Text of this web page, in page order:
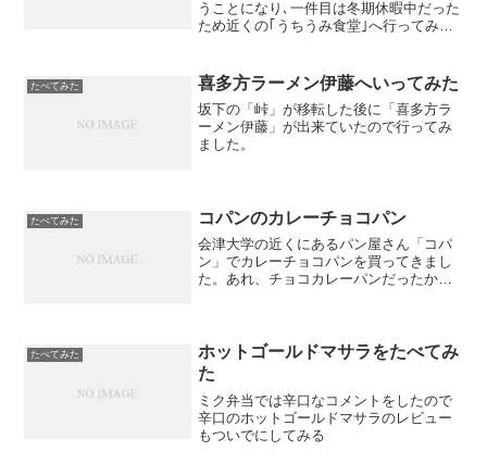
うことになり､一件目は冬期休暇中だった
ため近くの｢うちうみ食堂｣へ行ってみま
たべてみた 喜多方ラーメン伊藤へいってみた
坂下の「峠」が移転した後に「喜多方ラ
ーメン伊藤」が出来ていたので行ってみ
ました。
たべてみた コパンのカレーチョコパン
会津大学の近くにあるパン屋さん「コパ
ン」でカレーチョコパンを買ってきまし
た。あれ、チョコカレーパンだったか
たべてみた
ホットゴールドマサラをたべてみ
た
ミク弁当では辛口なコメントをしたので
辛口のホットゴールドマサラのレビュー
もついでにしてみる